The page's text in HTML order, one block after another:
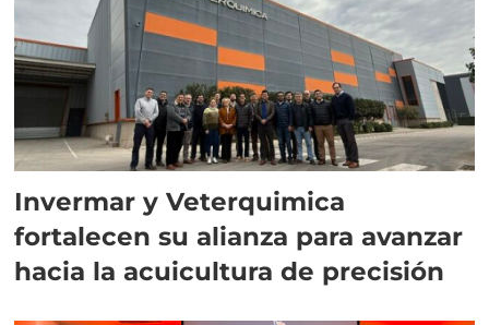
Invermar y Veterquimica
fortalecen su alianza para avanzar
hacia la acuicultura de precisión